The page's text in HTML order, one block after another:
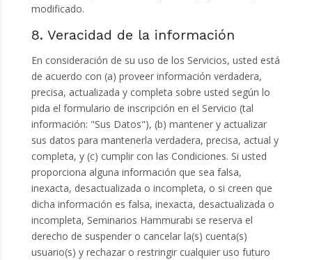
modificado.
8. Veracidad de la información
En consideración de su uso de los Servicios, usted está
de acuerdo con (a) proveer información verdadera,
precisa, actualizada y completa sobre usted según lo
pida el formulario de inscripción en el Servicio (tal
información: "Sus Datos"), (b) mantener y actualizar
sus datos para mantenerla verdadera, precisa, actual y
completa, y (c) cumplir con las Condiciones. Si usted
proporciona alguna información que sea falsa,
inexacta, desactualizada o incompleta, o si creen que
dicha información es falsa, inexacta, desactualizada o
incompleta, Seminarios Hammurabi se reserva el
derecho de suspender o cancelar la(s) cuenta(s)
usuario(s) y rechazar o restringir cualquier uso futuro